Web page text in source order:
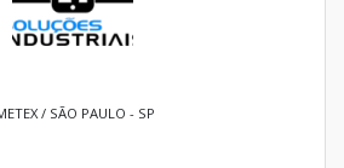
/ SÃO PAULO - SP